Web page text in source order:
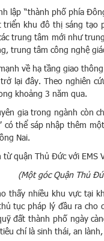
lập “thành phố phía
khu đô thị sáng
trung tâm mới như
trung tâm công nghệ
về hạ tầng giao
lại đây. Theo nghiên
khoảng 3 năm qua.
gia trong ngành còn
thể sáp nhập thêm
Nai.
(Một góc Quận Thủ
thấy nhiều khu vực tại
tục pháp lý đầu ra
đất thành phố ngày
chí là sinh thái, an